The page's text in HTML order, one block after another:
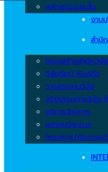
หลักสูตรระยะสั้น
งาน
สำนั
โครงสร้างสำนักวิจัย
วิสัยทัศน์ พันธกิจ
วารสารงานวิจัย
จริยธรรมการวิจัย
บริการวิชาการ
ผลงานวิชาการ
โครงการ/กิจกรรม